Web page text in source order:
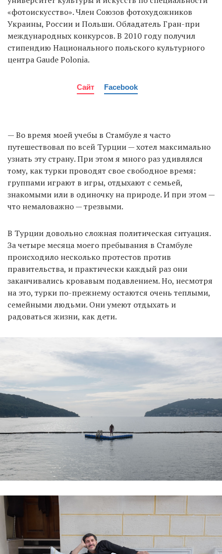
«фотоискусство». Член Союзов фотохудожников
Украины, России и Польши. Обладатель Гран-при
международных конкурсов. В 2010 году получил
стипендию Национального польского культурного
центра Gaude Polonia.
Сайт Facebook
— Во время моей учебы в Стамбуле я часто
путешествовал по всей Турции — хотел максимально
узнать эту страну. При этом я много раз удивлялся
тому, как турки проводят свое свободное время:
группами играют в игры, отдыхают с семьей,
знакомыми или в одиночку на природе. И при этом —
что немаловажно — трезвыми.
В Турции довольно сложная политическая ситуация.
За четыре месяца моего пребывания в Стамбуле
происходило несколько протестов против
правительства, и практически каждый раз они
заканчивались кровавым подавлением. Но, несмотря
на это, турки по-прежнему остаются очень теплыми,
семейными людьми. Они умеют отдыхать и
радоваться жизни, как дети.